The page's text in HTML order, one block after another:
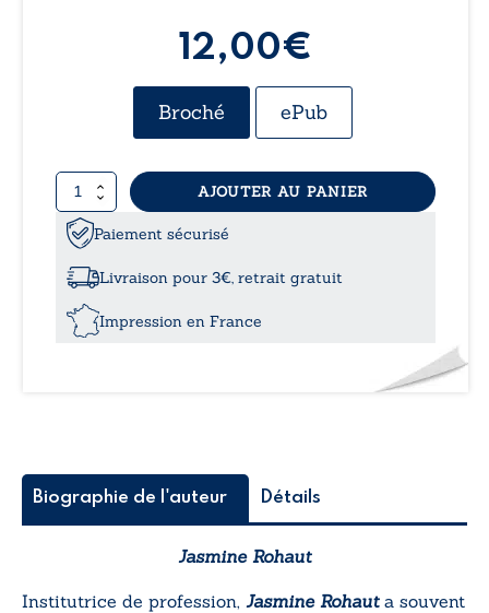
12,00€
Broché ePub
quantité
de
Les
aventures
de
petite
fille
AJOUTER AU PANIER
Paiement sécurisé
Livraison pour 3€, retrait gratuit
Impression en France
Biographie de l'auteur Détails
Jasmine Rohaut
Institutrice de profession, Jasmine Rohauta souvent